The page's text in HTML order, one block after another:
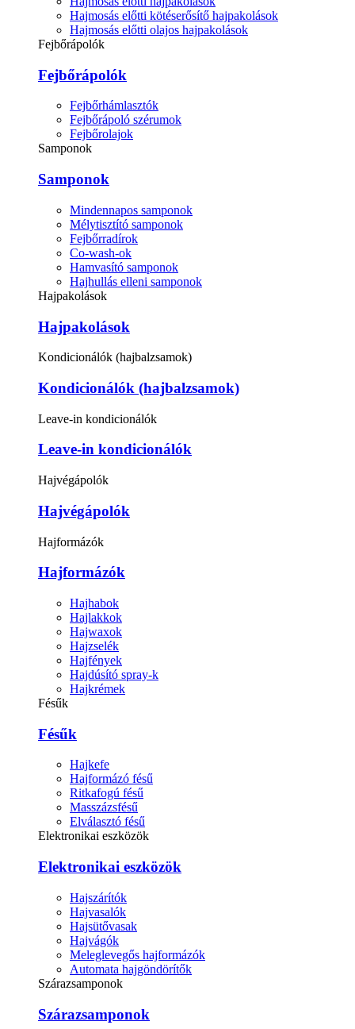
Hajmosás előtti kötéserősítő hajpakolások
Hajmosás előtti olajos hajpakolások
Fejbőrápolók
Fejbőrápolók
Fejbőrhámlasztók
Fejbőrápoló szérumok
Fejbőrolajok
Samponok
Samponok
Mindennapos samponok
Mélytisztító samponok
Fejbőrradírok
Co-wash-ok
Hamvasító samponok
Hajhullás elleni samponok
Hajpakolások
Hajpakolások
Kondicionálók (hajbalzsamok)
Kondicionálók (hajbalzsamok)
Leave-in kondicionálók
Leave-in kondicionálók
Hajvégápolók
Hajvégápolók
Hajformázók
Hajformázók
Hajhabok
Hajlakkok
Hajwaxok
Hajzselék
Hajfények
Hajdúsító spray-k
Hajkrémek
Fésűk
Fésűk
Hajkefe
Hajformázó fésű
Ritkafogú fésű
Masszázsfésű
Elválasztó fésű
Elektronikai eszközök
Elektronikai eszközök
Hajszárítók
Hajvasalók
Hajsütővasak
Hajvágók
Meleglevegős hajformázók
Automata hajgöndörítők
Szárazsamponok
Szárazsamponok